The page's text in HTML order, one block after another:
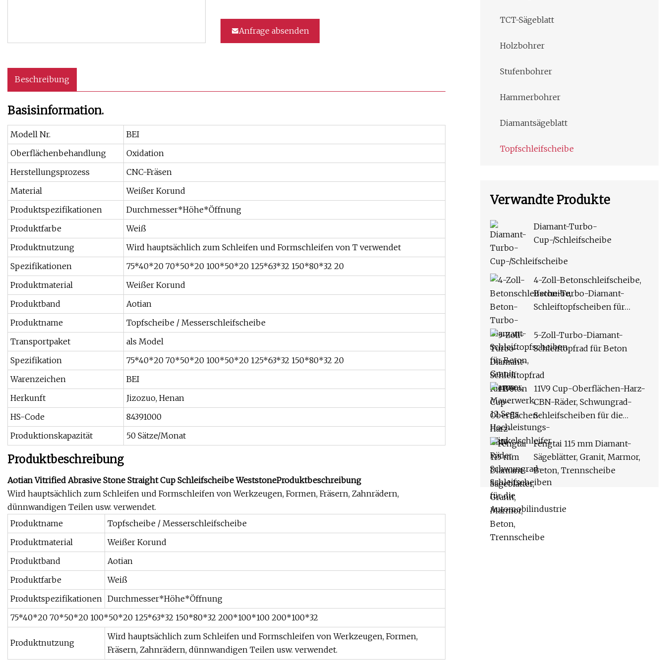
Anfrage absenden
Beschreibung
Basisinformation.
Modell Nr.
BEI
Oberflächenbehandlung
Oxidation
Herstellungsprozess
CNC-Fräsen
Material
Weißer Korund
Produktspezifikationen
Durchmesser*Höhe*Öffnung
Produktfarbe
Weiß
Produktnutzung
Wird hauptsächlich zum Schleifen und Formschleifen von T verwendet
Spezifikationen
75*40*20 70*50*20 100*50*20 125*63*32 150*80*32 20
Produktmaterial
Weißer Korund
Produktband
Aotian
Produktname
Topfscheibe / Messerschleifscheibe
Transportpaket
als Model
Spezifikation
75*40*20 70*50*20 100*50*20 125*63*32 150*80*32 20
Warenzeichen
BEI
Herkunft
Jizozuo, Henan
HS-Code
84391000
Produktionskapazität
50 Sätze/Monat
Produktbeschreibung
Aotian Vitrified Abrasive Stone Straight Cup Schleifscheibe WeststoneProduktbeschreibung
Wird hauptsächlich zum Schleifen und Formschleifen von Werkzeugen, Formen, Fräsern, Zahnrädern,
dünnwandigen Teilen usw. verwendet.
Produktname
Topfscheibe / Messerschleifscheibe
Produktmaterial
Weißer Korund
Produktband
Aotian
Produktfarbe
Weiß
Produktspezifikationen Durchmesser*Höhe*Öffnung
75*40*20 70*50*20 100*50*20 125*63*32 150*80*32 200*100*100 200*100*32
Produktnutzung
Wird hauptsächlich zum Schleifen und Formschleifen von Werkzeugen, Formen,
Fräsern, Zahnrädern, dünnwandigen Teilen usw. verwendet.
TCT-Sägeblatt
Holzbohrer
Stufenbohrer
Hammerbohrer
Diamantsägeblatt
Topfschleifscheibe
Verwandte Produkte
Diamant-Turbo-
Cup-/Schleifscheibe
4-Zoll-Betonschleifscheibe,
Beton-Turbo-Diamant-
Schleiftopfscheiben für
Mauerwerk, 12 Segs
Hochleistungs-
5-Zoll-Turbo-Diamant-
Schleiftopfrad für Beton
11V9 Cup-Oberflächen-Harz-
CBN-Räder, Schwungrad-
Schleifscheiben für die
Automobilindustrie
Fengtai 115 mm Diamant-
Sägeblätter, Granit, Marmor,
Beton, Trennscheibe